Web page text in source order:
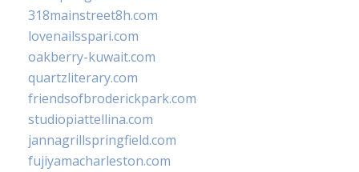
318mainstreet8h.com
lovenailsspari.com
oakberry-kuwait.com
quartzliterary.com
friendsofbroderickpark.com
studiopiattellina.com
jannagrillspringfield.com
fujiyamacharleston.com